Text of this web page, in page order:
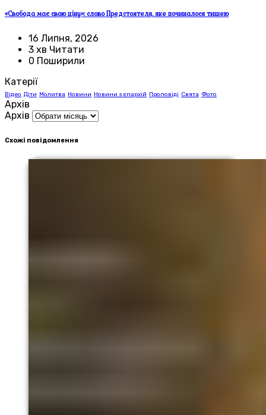
«Свобода має свою ціну»: слово Предстоятеля, яке починалося тишею
16 Липня, 2026
3 хв Читати
0 Поширили
Катерії
Відео Діти Молитва Новини Новини з єпархій Проповіді Свята Фото
Архів
Архів
Схожі повідомлення